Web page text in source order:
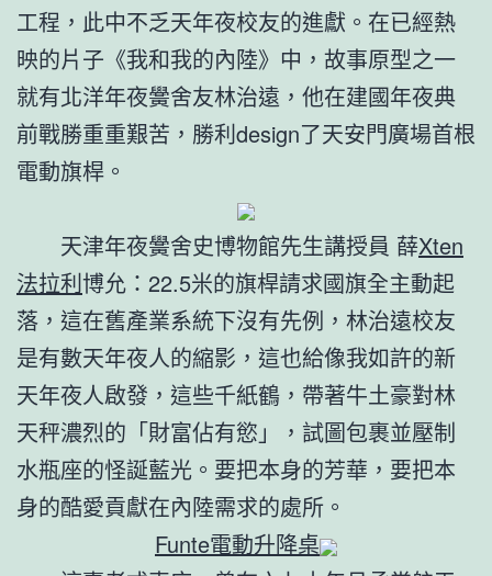
工程，此中不乏天年夜校友的進獻。在已經熱
映的片子《我和我的內陸》中，故事原型之一
就有北洋年夜黌舍友林治遠，他在建國年夜典
前戰勝重重艱苦，勝利design了天安門廣場首根
電動旗桿。
天津年夜黌舍史博物館先生講授員 薛Xten
法拉利博允：22.5米的旗桿請求國旗全主動起
落，這在舊產業系統下沒有先例，林治遠校友
是有數天年夜人的縮影，這也給像我如許的新
天年夜人啟發，這些千紙鶴，帶著牛土豪對林
天秤濃烈的「財富佔有慾」，試圖包裹並壓制
水瓶座的怪誕藍光。要把本身的芳華，要把本
身的酷愛貢獻在內陸需求的處所。
Funte電動升降桌